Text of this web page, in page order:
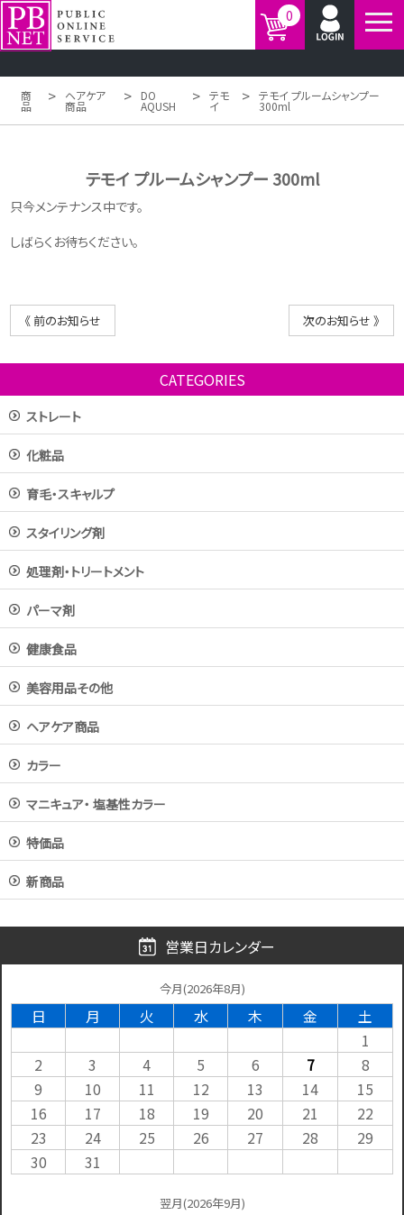
0
商
品 > ヘアケア
商品 > DO
AQUSH > テモ
イ > テモイ プルームシャンプー
300ml
テモイ プルームシャンプー 300ml
只今メンテナンス中です。
しばらくお待ちください。
《 前のお知らせ 次のお知らせ 》
CATEGORIES
ストレート
化粧品
育毛・スキャルプ
スタイリング剤
処理剤・トリートメント
パーマ剤
健康食品
美容用品その他
ヘアケア商品
カラー
マニキュア・ 塩基性カラー
特価品
新商品
営業日カレンダー
今月(2026年8月)
日 月 火 水 木 金
土
1
2
3 4 5 6 7
8
9
10 11 12 13 14
15
16
17 18 19 20 21
22
23
24 25 26 27 28
29
30
31
翌月(2026年9月)